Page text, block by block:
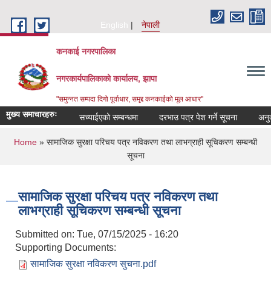
English
नेपाली
कनकाई नगरपालिका
नगरकार्यपालिकाको कार्यालय, झापा
"समुन्नत सम्पदा दिगो पूर्वाधार, समृद्द कनकाईको मूल आधार"
मुख्य समाचारहरुः सच्याईएको सम्बन्धमा दरभाउ पत्र पेश गर्ने सूचना
You are here
Home » सामाजिक सुरक्षा परिचय पत्र नविकरण तथा लाभग्राही सूचिकरण सम्बन्धी
सूचना
सामाजिक सुरक्षा परिचय पत्र नविकरण तथा
लाभग्राही सूचिकरण सम्बन्धी सूचना
Submitted on: Tue, 07/15/2025 - 16:20
Supporting Documents:
सामाजिक सुरक्षा नविकरण सुचना.pdf